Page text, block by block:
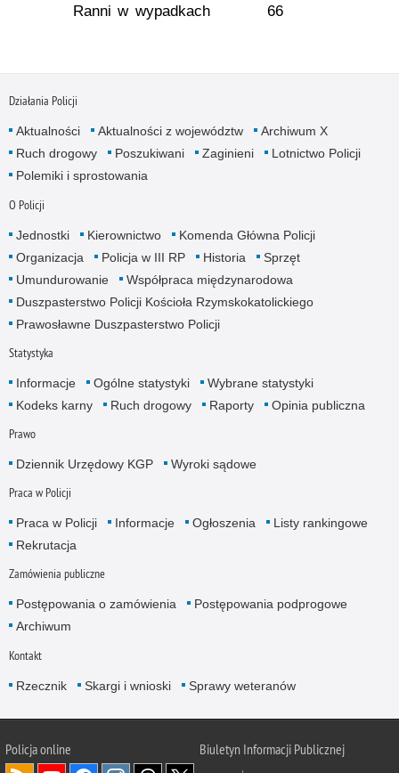
Ranni w wypadkach 66
Działania Policji
Aktualności Aktualności z województw
Archiwum X
Ruch drogowy
Poszukiwani Zaginieni
Lotnictwo Policji
Polemiki i sprostowania
O Policji
Jednostki Kierownictwo
Komenda Główna Policji
Organizacja
Policja w III RP Historia
Sprzęt
Umundurowanie
Współpraca międzynarodowa
Duszpasterstwo Policji Kościoła Rzymskokatolickiego
Prawosławne Duszpasterstwo Policji
Statystyka
Informacje Ogólne statystyki
Wybrane statystyki
Kodeks karny
Ruch drogowy Raporty Opinia publiczna
Prawo
Dziennik Urzędowy KGP Wyroki sądowe
Praca w Policji
Praca w Policji Informacje Ogłoszenia
Listy rankingowe
Rekrutacja
Zamówienia publiczne
Postępowania o zamówienia
Postępowania podprogowe
Archiwum
Kontakt
Rzecznik Skargi i wnioski Sprawy weteranów
Policjaonline
Biuletyn Informacji Publicznej